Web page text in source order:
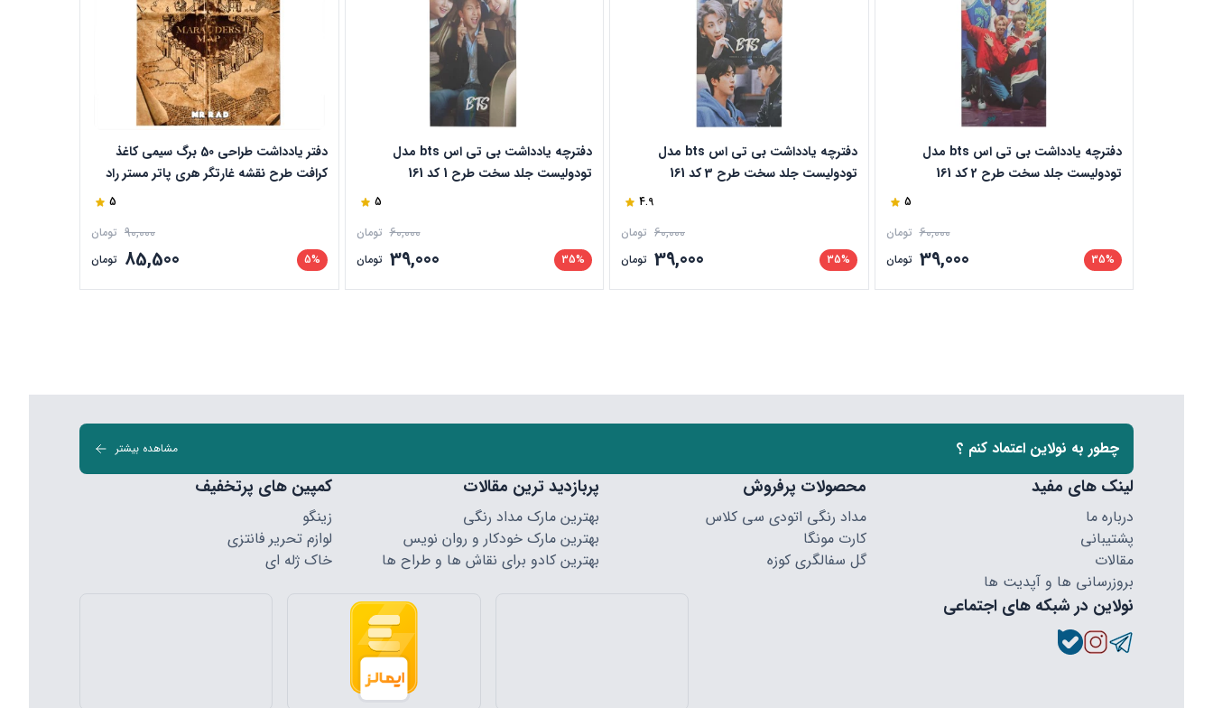
دفترچه یادداشت بی تی اس bts مدل
تودولیست جلد سخت طرح 2 کد 161
5
60,000 تومان
35%
39,000 تومان
دفترچه یادداشت بی تی اس bts مدل
تودولیست جلد سخت طرح 3 کد 161
4.9
60,000 تومان
35%
39,000 تومان
دفترچه یادداشت بی تی اس bts مدل
تودولیست جلد سخت طرح 1 کد 161
5
60,000 تومان
35%
39,000 تومان
دفتر یادداشت طراحی 50 برگ سیمی کاغذ
کرافت طرح نقشه غارتگر هری پاتر مستر راد
5
90,000 تومان
5%
85,500 تومان
چطور به نولاین اعتماد کنم ؟ مشاهده بیشتر
لینک های مفید
درباره ما
پشتیبانی
مقالات
بروزرسانی ها و آپدیت ها
محصولات پرفروش
مداد رنگی اتودی سی کلاس
کارت مونگا
گل سفالگری کوزه
پربازدید ترین مقالات
بهترین مارک مداد رنگی
بهترین مارک خودکار و روان نویس
بهترین کادو برای نقاش ها و طراح ها
کمپین های پرتخفیف
زینگو
لوازم تحریر فانتزی
خاک ژله ای
نولاین در شبکه های اجتماعی